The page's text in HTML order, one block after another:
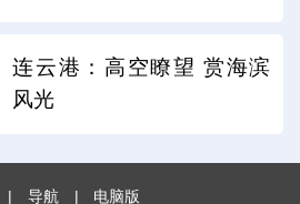
连云港：高空瞭望 赏海滨
风光
| 导航 | 电脑版